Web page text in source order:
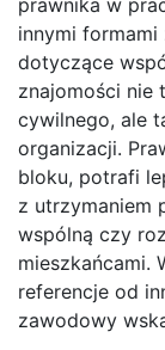
innymi formami
dotyczące
znajomości nie
cywilnego, ale
organizacji.
bloku, potrafi
z utrzymaniem
wspólną czy
mieszkańcami.
referencje od
zawodowy